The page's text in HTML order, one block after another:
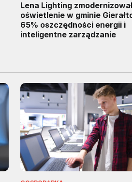
Lena Lighting
oświetlenie w gminie
65% oszczędności energii i
inteligentne zarządzanie